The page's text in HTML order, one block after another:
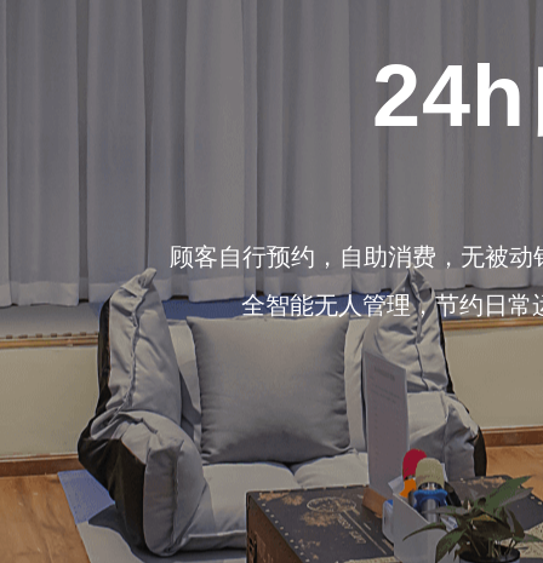
顾客自行预约，自助消费，无被
全智能无人管理，节约日